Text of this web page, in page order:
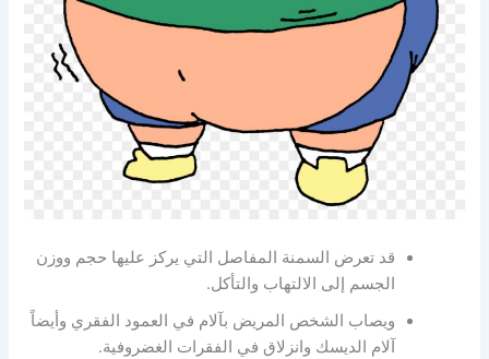
قد تعرض السمنة المفاصل التي يركز عليها حجم ووزن
الجسم إلى الالتهاب والتأكل.
ويصاب الشخص المريض بآلام في العمود الفقري وأيضاً
آلام الديسك وانزلاق في الفقرات الغضروفية.